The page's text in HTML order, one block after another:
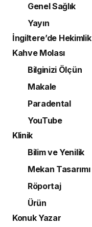
Genel Sağlık
Yayın
İngiltere’de Hekimlik
Kahve Molası
Bilginizi Ölçün
Makale
Paradental
YouTube
Klinik
Bilim ve Yenilik
Mekan Tasarımı
Röportaj
Ürün
Konuk Yazar